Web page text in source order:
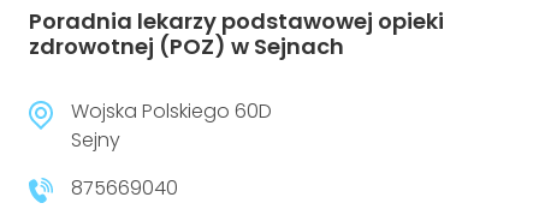
Poradnia lekarzy podstawowej opieki
zdrowotnej (POZ) w Sejnach
Wojska Polskiego 60D
Sejny
875669040